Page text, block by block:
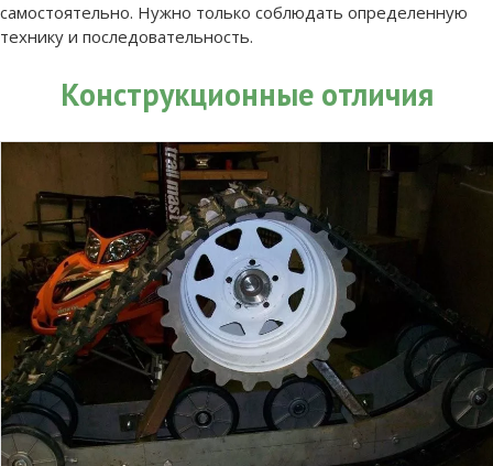
самостоятельно. Нужно только соблюдать определенную
технику и последовательность.
Конструкционные отличия